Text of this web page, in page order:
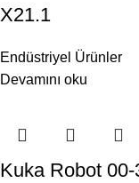
X21.1
Endüstriyel Ürünler
Devamını oku
Kuka Robot